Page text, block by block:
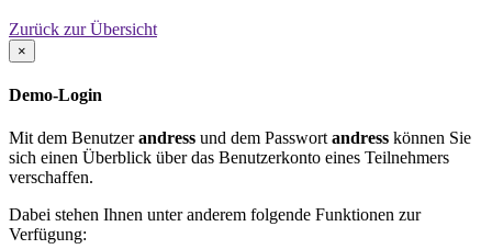
Zurück zur Übersicht
×
Demo-Login
Mit dem Benutzerandress und dem Passwort andress können Sie
sich einen Überblick über das Benutzerkonto eines Teilnehmers
verschaffen.
Dabei stehen Ihnen unter anderem folgende Funktionen zur
Verfügung: